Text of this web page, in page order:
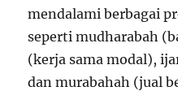
mendalami berbagai
seperti mudharabah
(kerja sama modal),
dan murabahah (jual